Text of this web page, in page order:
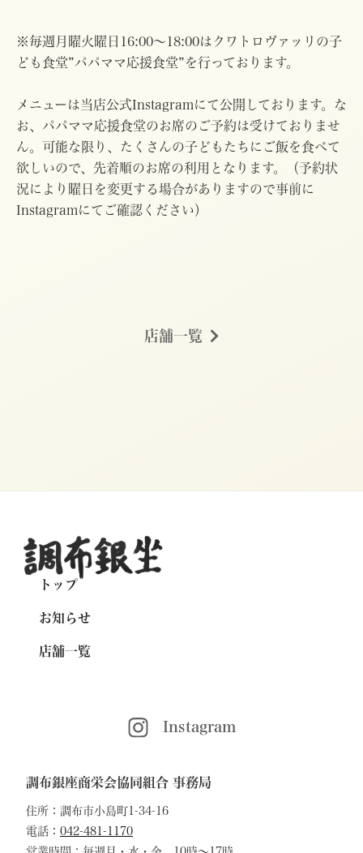
※毎週月曜火曜日16:00〜18:00はクワトロヴァッリの子
ども食堂”パパママ応援食堂”を行っております。
メニューは当店公式Instagramにて公開しております。な
お、パパママ応援食堂のお席のご予約は受けておりませ
ん。可能な限り、たくさんの子どもたちにご飯を食べて
欲しいので、先着順のお席の利用となります。（予約状
況により曜日を変更する場合がありますので事前に
Instagramにてご確認ください）
店舗一覧
トップ
お知らせ
店舗一覧
Instagram
調布銀座商栄会協同組合 事務局
住所：調布市小島町1-34-16
電話： 042-481-1170